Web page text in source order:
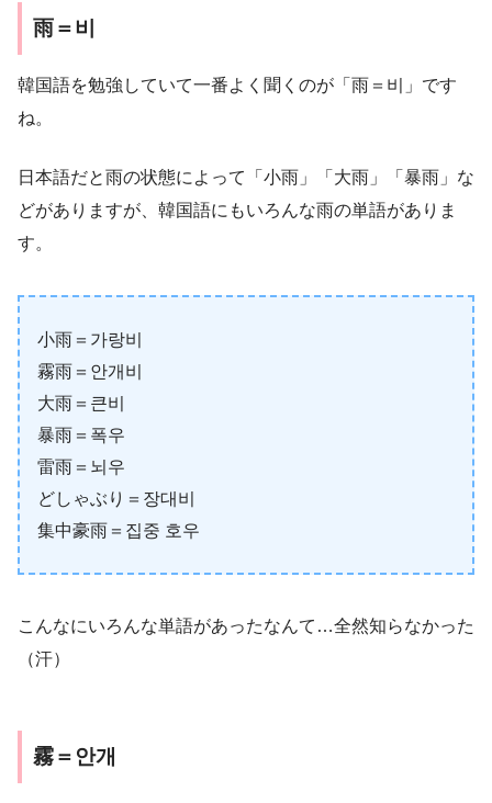
雨＝비
韓国語を勉強していて一番よく聞くのが「雨＝비」です
ね。
日本語だと雨の状態によって「小雨」「大雨」「暴雨」な
どがありますが、韓国語にもいろんな雨の単語がありま
す。
小雨＝가랑비
霧雨＝안개비
大雨＝큰비
暴雨＝폭우
雷雨＝뇌우
どしゃぶり＝장대비
集中豪雨＝집중 호우
こんなにいろんな単語があったなんて…全然知らなかった
（汗）
霧＝안개